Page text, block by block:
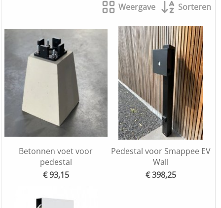
Weergave Sorteren
Betonnen voet voor
pedestal
€ 93,15
Pedestal voor Smappee EV
Wall
€ 398,25